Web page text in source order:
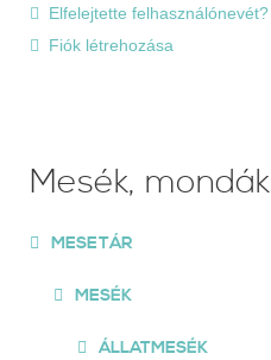
Elfelejtette felhasználónevét?
Fiók létrehozása
Mesék, mondák
MESETÁR
MESÉK
ÁLLATMESÉK